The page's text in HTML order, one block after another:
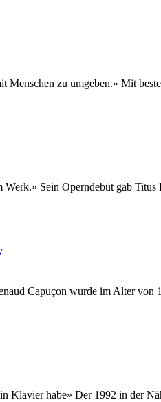
Menschen zu umgeben.» Mit
Werk.» Sein Operndebüt gab
Capuçon wurde im Alter von
Klavier habe» Der 1992 in der